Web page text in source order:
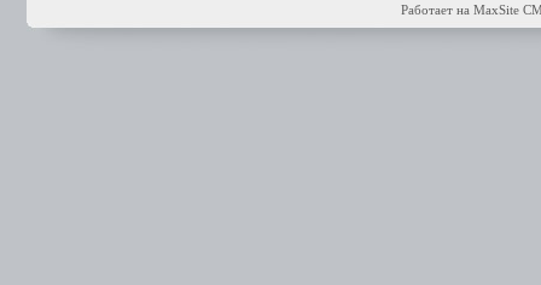
Работает на MaxSite